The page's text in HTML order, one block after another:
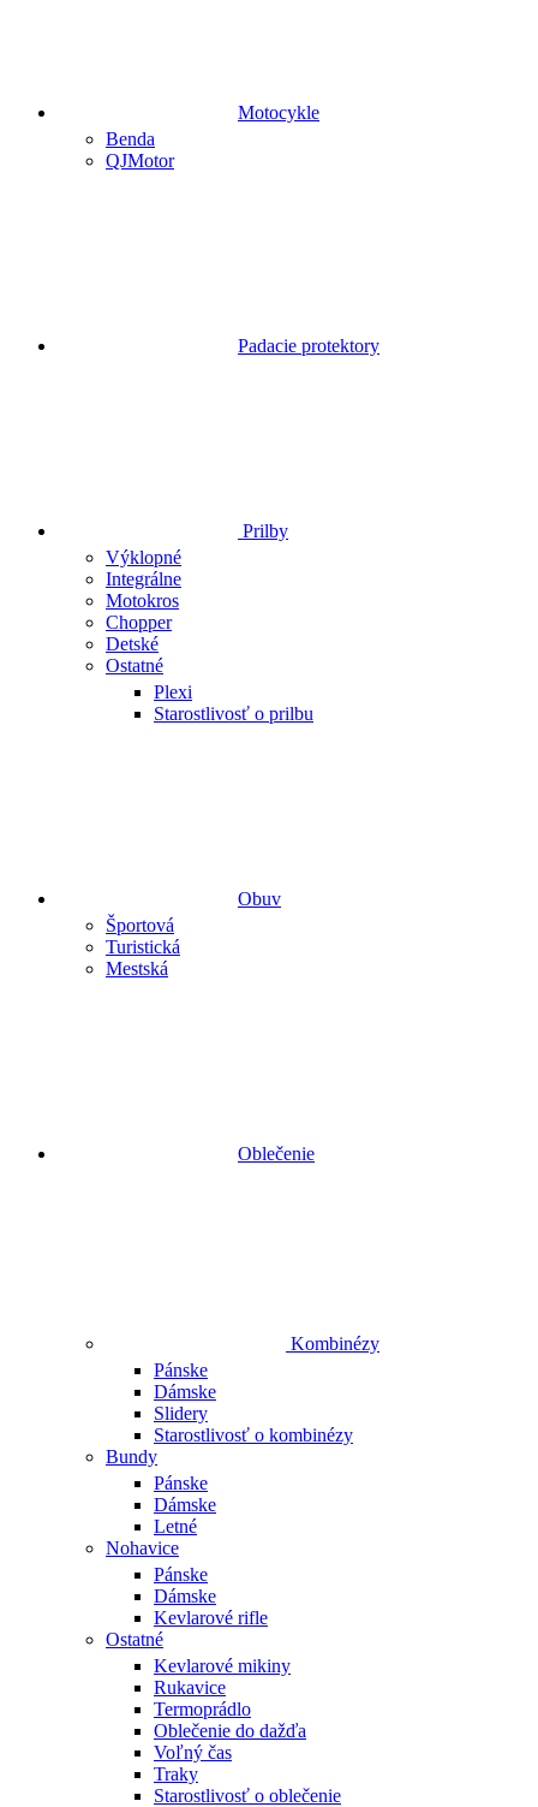
Motocykle
Benda
QJMotor
Padacie protektory
Prilby
Výklopné
Integrálne
Motokros
Chopper
Detské
Ostatné
Plexi
Starostlivosť o prilbu
Obuv
Športová
Turistická
Mestská
Oblečenie
Kombinézy
Pánske
Dámske
Slidery
Starostlivosť o kombinézy
Bundy
Pánske
Dámske
Letné
Nohavice
Pánske
Dámske
Kevlarové rifle
Ostatné
Kevlarové mikiny
Rukavice
Termoprádlo
Oblečenie do dažďa
Voľný čas
Traky
Starostlivosť o oblečenie